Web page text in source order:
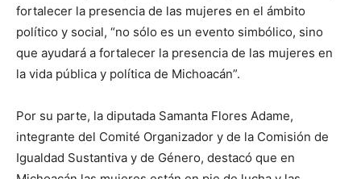
fortalecer la presencia de las mujeres en el ámbito
político y social, “no sólo es un evento simbólico, sino
que ayudará a fortalecer la presencia de las mujeres en
la vida pública y política de Michoacán”.
Por su parte, la diputada Samanta Flores Adame,
integrante del Comité Organizador y de la Comisión de
Igualdad Sustantiva y de Género, destacó que en